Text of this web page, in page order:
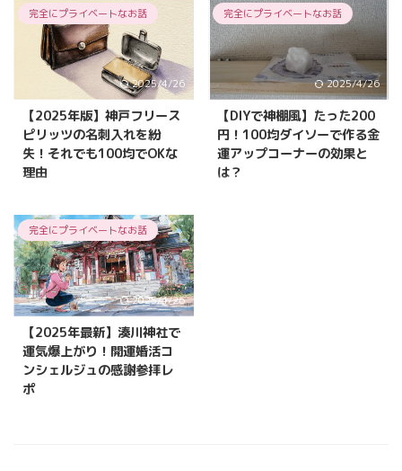
完全にプライベートなお話
2025/4/26
【2025年版】神戸フリース
ピリッツの名刺入れを紛
失！それでも100均でOKな
理由
刺入れが最高だったのに、東京出
張でまさかの紛失！ 代わりにダ
イソーを愛用中。そもそも“所詮
名刺”と思うようになった経緯
と、相手に記憶される秘訣をリア
ルに語ります。
完全にプライベートなお話
2025/4/26
【DIYで神棚風】たった200
円！100均ダイソーで作る金
運アップコーナーの効果と
は？
完全にプライベートなお話
2025/4/26
【2025年最新】湊川神社で
運気爆上がり！開運婚活コ
ンシェルジュの感謝参拝レ
ポ